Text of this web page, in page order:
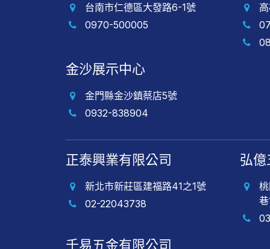
台南市仁德區大發路6-1號
0970-500005
金沙展示中心
金門縣金沙鎮蔡店5號
0932-838904
正泰興業有限公司
新北市新莊區建福路41之1號
02-22043738
弘
千易五金有限公司